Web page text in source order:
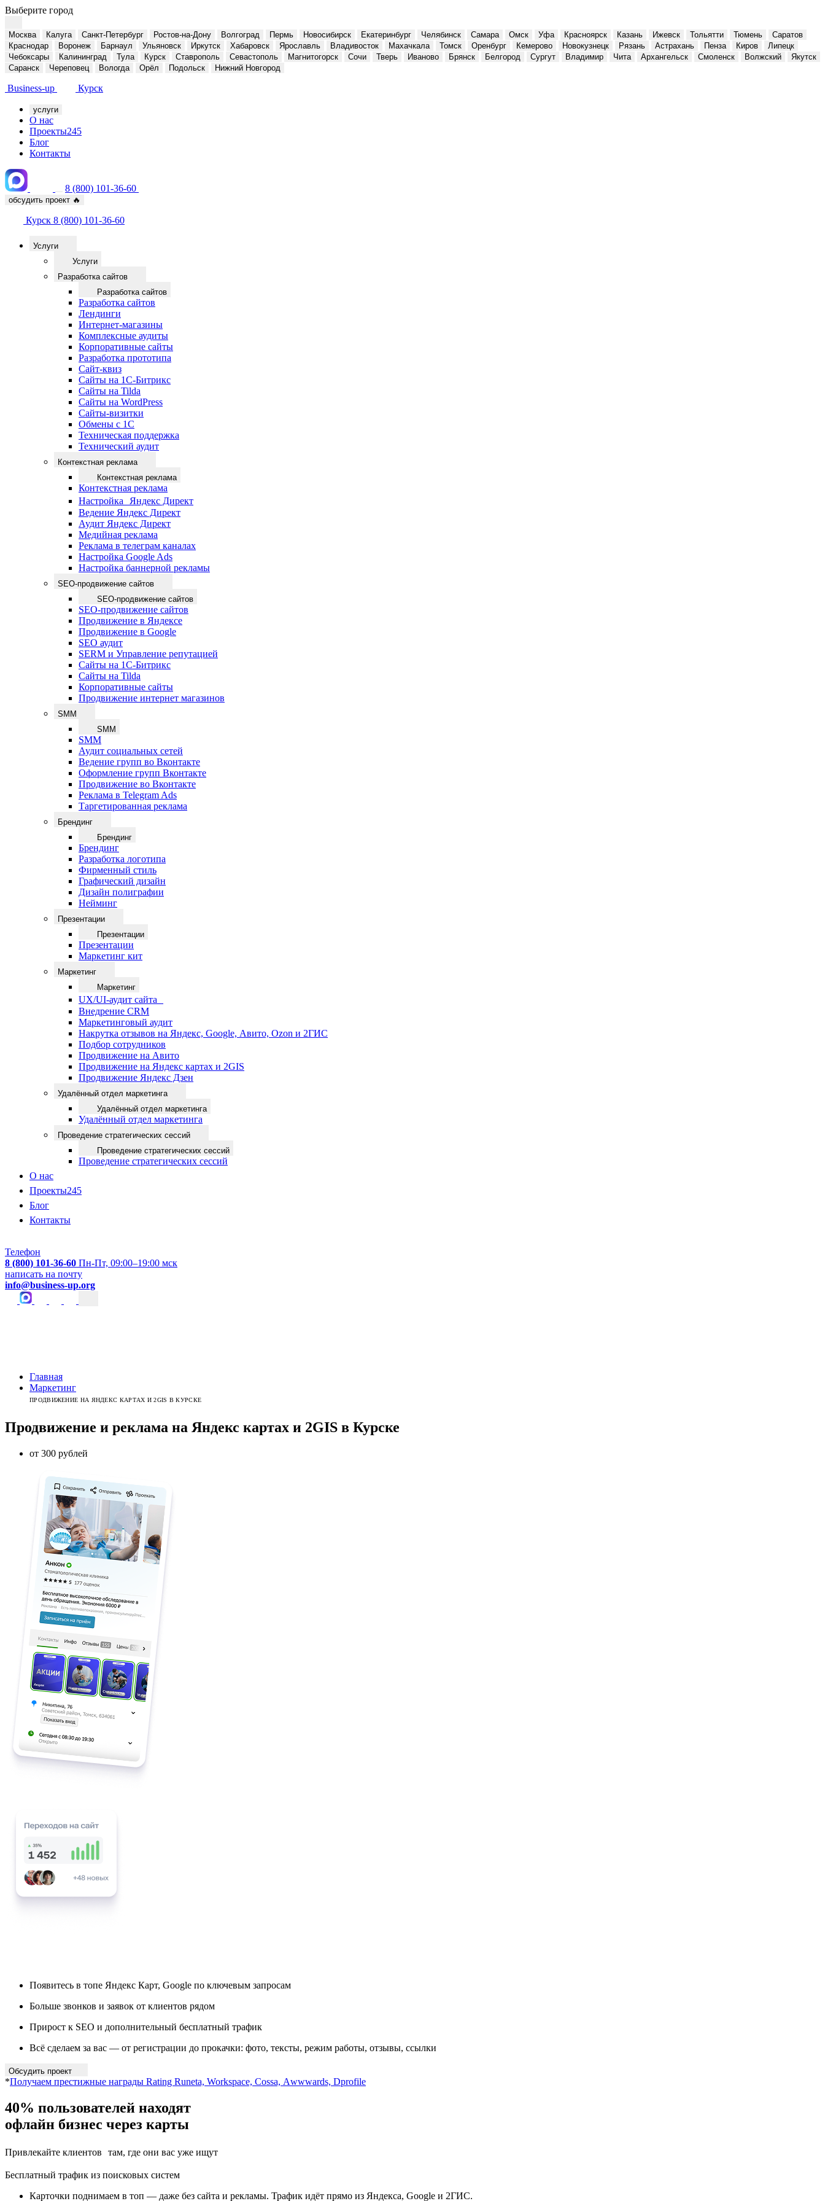
Выберите город
Москва Калуга Санкт-Петербург Ростов-на-Дону Волгоград Пермь Новосибирск Екатеринбург Челябинск Самара Омск Уфа Красноярск Казань Ижевск Тольятти Тюмень
Саратов
Краснодар
Воронеж Барнаул Ульяновск Иркутск Хабаровск Ярославль Владивосток Махачкала Томск Оренбург Кемерово Новокузнецк Рязань Астрахань Пенза Киров
Липецк
Чебоксары
Калининград Тула Курск Ставрополь Севастополь Магнитогорск Сочи Тверь Иваново Брянск Белгород Сургут Владимир Чита Архангельск Смоленск Волжский
Якутск
Саранск
Череповец Вологда Орёл Подольск Нижний Новгород
Business-up Курск
услуги
О нас
Проекты245
Блог
Контакты
8 (800) 101-36-60
обсудить проект 🔥
Курск 8 (800) 101-36-60
Услуги
Услуги
Разработка сайтов
Разработка сайтов
Разработка сайтов
Лендинги
Интернет-магазины
Комплексные аудиты
Корпоративные сайты
Разработка прототипа
Сайт-квиз
Сайты на 1С-Битрикс
Сайты на Tilda
Сайты на WordPress
Сайты-визитки
Обмены с 1С
Техническая поддержка
Технический аудит
Контекстная реклама
Контекстная реклама
Контекстная реклама
Настройка Яндекс Директ
Ведение Яндекс Директ
Аудит Яндекс Директ
Медийная реклама
Реклама в телеграм каналах
Настройка Google Ads
Настройка баннерной рекламы
SEO-продвижение сайтов
SEO-продвижение сайтов
SEO-продвижение сайтов
Продвижение в Яндексе
Продвижение в Google
SEO аудит
SERM и Управление репутацией
Сайты на 1С-Битрикс
Сайты на Tilda
Корпоративные сайты
Продвижение интернет магазинов
SMM
SMM
SMM
Аудит социальных сетей
Ведение групп во Вконтакте
Оформление групп Вконтакте
Продвижение во Вконтакте
Реклама в Telegram Ads
Таргетированная реклама
Брендинг
Брендинг
Брендинг
Разработка логотипа
Фирменный стиль
Графический дизайн
Дизайн полиграфии
Нейминг
Презентации
Презентации
Презентации
Маркетинг кит
Маркетинг
Маркетинг
UX/UI-аудит сайта
Внедрение CRM
Маркетинговый аудит
Накрутка отзывов на Яндекс, Google, Авито, Ozon и 2ГИС
Подбор сотрудников
Продвижение на Авито
Продвижение на Яндекс картах и 2GIS
Продвижение Яндекс Дзен
Удалённый отдел маркетинга
Удалённый отдел маркетинга
Удалённый отдел маркетинга
Проведение стратегических сессий
Проведение стратегических сессий
Проведение стратегических сессий
О нас
Проекты245
Блог
Контакты
Телефон
8 (800) 101-36-60 Пн-Пт, 09:00–19:00 мск
написать на почту
info@business-up.org
Главная
Маркетинг
ПРОДВИЖЕНИЕ НА ЯНДЕКС КАРТАХ И 2GIS В КУРСКЕ
Продвижение и реклама на Яндекс картах и 2GIS в Курске
от 300 рублей
Появитесь в топе Яндекс Карт, Google по ключевым запросам
Больше звонков и заявок от клиентов рядом
Прирост к SEO и дополнительный бесплатный трафик
Всё сделаем за вас — от регистрации до прокачки: фото, тексты, режим работы, отзывы, ссылки
Обсудить проект
*Получаем престижные награды Rating Runeta, Workspace, Cossa, Аwwwards, Dprofile
40% пользователей находят
офлайн бизнес через карты
Привлекайте клиентов там, где они вас уже ищут
Бесплатный трафик из поисковых систем
Карточки поднимаем в топ — даже без сайта и рекламы. Трафик идёт прямо из Яндекса, Google и 2ГИС.